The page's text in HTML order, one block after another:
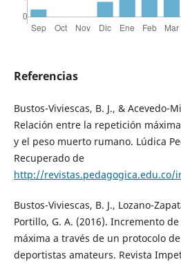
Referencias
Bustos-Viviescas, B. J., & Acevedo-
Relación entre la repetición
y el peso muerto rumano. Lúdica
Recuperado de
http://revistas.pedagogica.edu.co/
Bustos-Viviescas, B. J., Lozano-
Portillo, G. A. (2016). Incremento
máxima a través de un protocolo
deportistas amateurs. Revista